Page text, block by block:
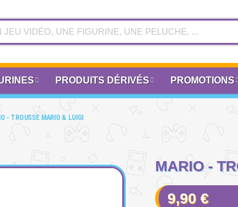
PRODUITS DÉRIVÉS PROMOTIONS
- TROUSSE MARIO & LUIGI
MARIO -
9,90 €